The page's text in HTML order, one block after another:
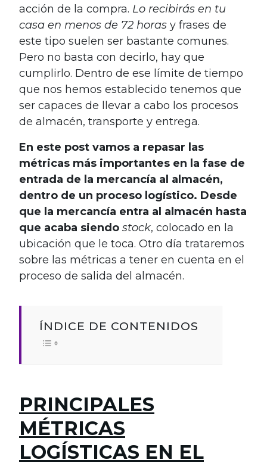
acción de la compra. Lo recibirás en tu
casa en menos de 72 horas y frases de
este tipo suelen ser bastante comunes.
Pero no basta con decirlo, hay que
cumplirlo. Dentro de ese límite de tiempo
que nos hemos establecido tenemos que
ser capaces de llevar a cabo los procesos
de almacén, transporte y entrega.
En este post vamos a repasar las
métricas más importantes en la fase de
entrada de la mercancía al almacén,
dentro de un proceso logístico. Desde
que la mercancía entra al almacén hasta
que acaba siendo stock, colocado en la
ubicación que le toca. Otro día trataremos
sobre las métricas a tener en cuenta en el
proceso de salida del almacén.
ÍNDICE DE CONTENIDOS
PRINCIPALES
MÉTRICAS
LOGÍSTICAS EN EL